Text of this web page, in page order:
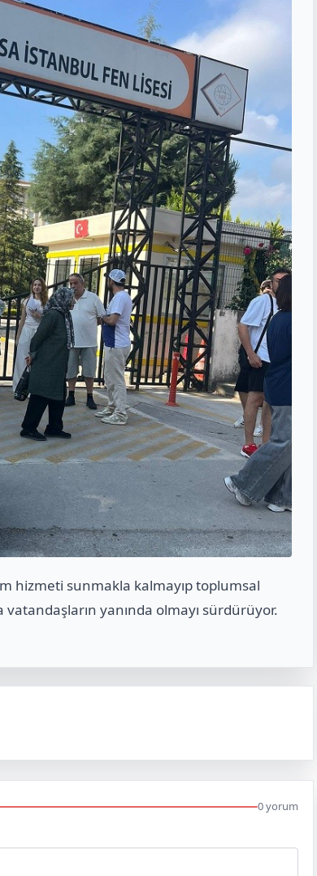
hizmeti sunmakla kalmayıp toplumsal
vatandaşların yanında olmayı sürdürüyor.
0 yorum